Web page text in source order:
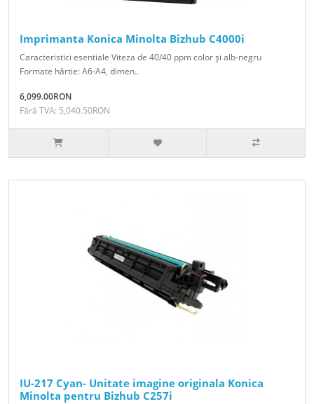
Imprimanta Konica Minolta Bizhub C4000i
Caracteristici esentiale Viteza de 40/40 ppm color şi alb-negru
Formate hârtie: A6-A4, dimen..
6,099.00RON
Fără TVA: 5,040.50RON
IU-217 Cyan- Unitate imagine originala Konica
Minolta pentru Bizhub C257i